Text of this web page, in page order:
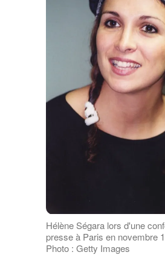
Hélène Ségara lors d'une
presse à Paris en novembre
Photo : Getty Images